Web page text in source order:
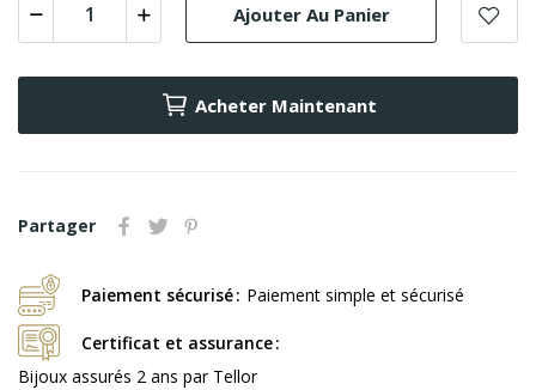
Ajouter Au Panier
Acheter Maintenant
Partager
Paiement sécurisé Paiement simple et sécurisé
Certificat et assurance
Bijoux assurés 2 ans par Tellor